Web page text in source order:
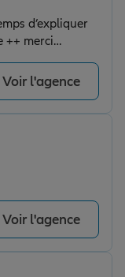
d’expliquer
++ merci
Voir l'agence
Voir l'agence